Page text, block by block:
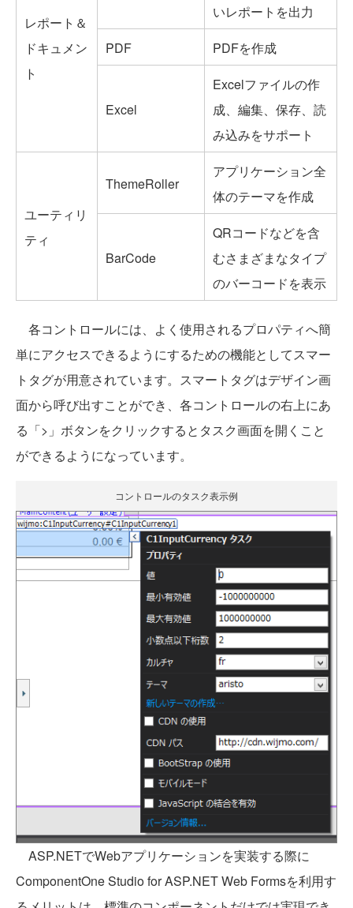
レポート＆
ドキュメン
ト
いレポートを出力
PDF
PDFを作成
Excel
Excelファイルの作
成、編集、保存、読
み込みをサポート
ユーティリ
ティ
ThemeRoller
アプリケーション全
体のテーマを作成
BarCode
QRコードなどを含
むさまざまなタイプ
のバーコードを表示
各コントロールには、よく使用されるプロパティへ簡
単にアクセスできるようにするための機能としてスマー
トタグが用意されています。スマートタグはデザイン画
面から呼び出すことができ、各コントロールの右上にあ
る「>」ボタンをクリックするとタスク画面を開くこと
ができるようになっています。
コントロールのタスク表示例
ASP.NETでWebアプリケーションを実装する際に
ComponentOne Studio for ASP.NET Web Formsを利用す